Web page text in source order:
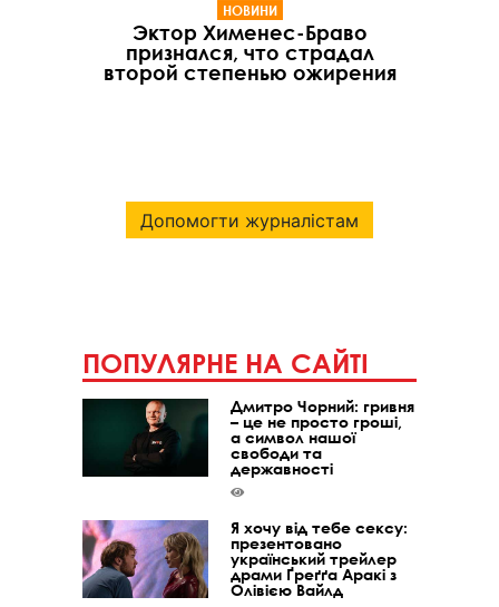
НОВИНИ
Эктор Хименес-Браво
признался, что страдал
второй степенью ожирения
Допомогти журналістам
ПОПУЛЯРНЕ НА САЙТІ
Дмитро Чорний: гривня
– це не просто гроші,
а символ нашої
свободи та
державності
Я хочу від тебе сексу:
презентовано
український трейлер
драми Ґреґґа Аракі з
Олівією Вайлд